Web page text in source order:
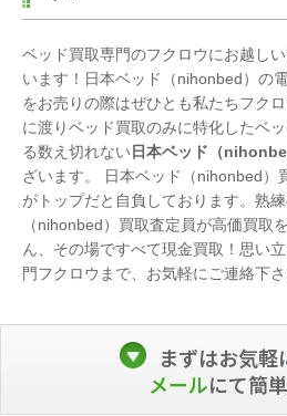
ベッド買取専門のフクロウにお越し
います！日本ベッド（nihonbed）の
をお売りの際はぜひとも私たちフク
に渡りベッド買取のみに特化したベ
る数え切れない 日本ベッド（
ざいます。 日本ベッド（nihonbed）
がトップだと自負しております。熟
（nihonbed）買取査定員が高価買取
ん、その場ですべて現金買取！思い
門フクロウまで、お気軽にご連絡下さ
まずはお気軽
メールにて簡